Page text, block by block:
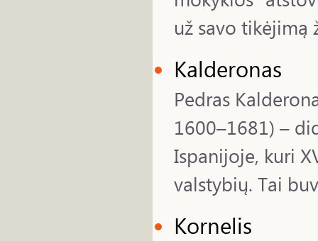
už savo tikėjimą
Kalderonas
Pedras
1600–1681) –
Ispanijoje, kuri
valstybių. Tai
Kornelis